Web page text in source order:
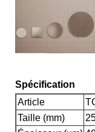
Spécification
Article
Taille (mm)